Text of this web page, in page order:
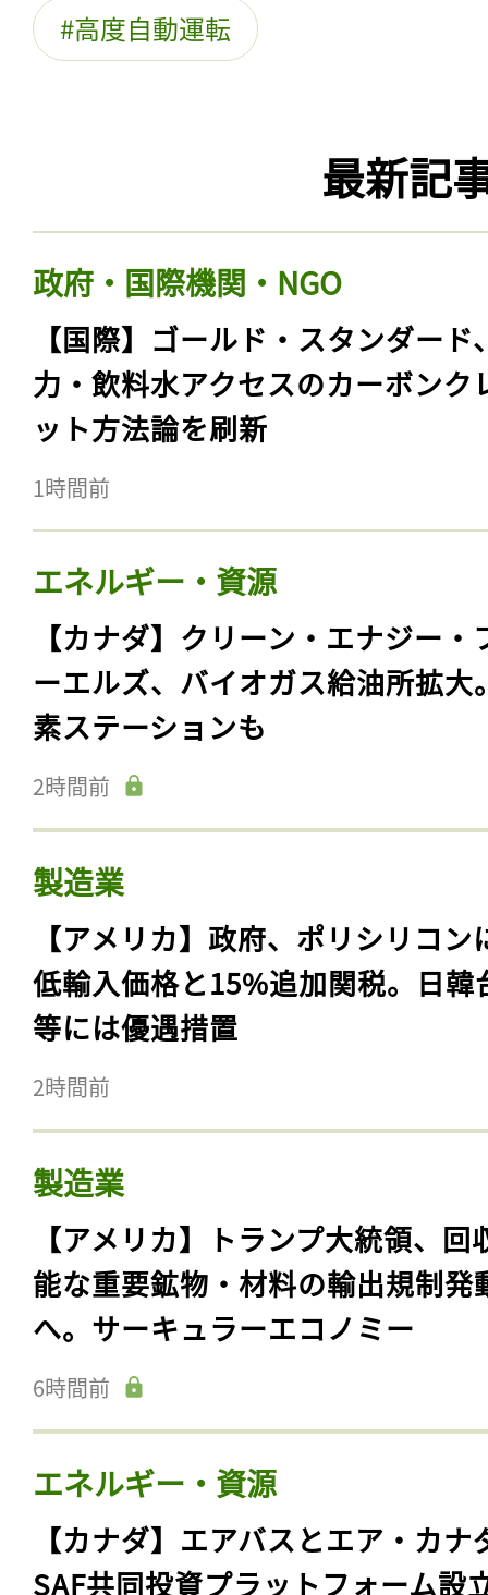
高度自動運転
最新記
政府・国際機関・NGO
【国際】ゴールド・スタンダード
力・飲料水アクセスのカーボンク
ット方法論を刷新
1時間前
エネルギー・資源
【カナダ】クリーン・エナジー・
ーエルズ、バイオガス給油所拡大
素ステーションも
2時間前
製造業
【アメリカ】政府、ポリシリコン
低輸入価格と15%追加関税。日韓
等には優遇措置
2時間前
製造業
【アメリカ】トランプ大統領、回
能な重要鉱物・材料の輸出規制発
へ。サーキュラーエコノミー
6時間前
エネルギー・資源
【カナダ】エアバスとエア・カナ
SAF共同投資プラットフォーム設